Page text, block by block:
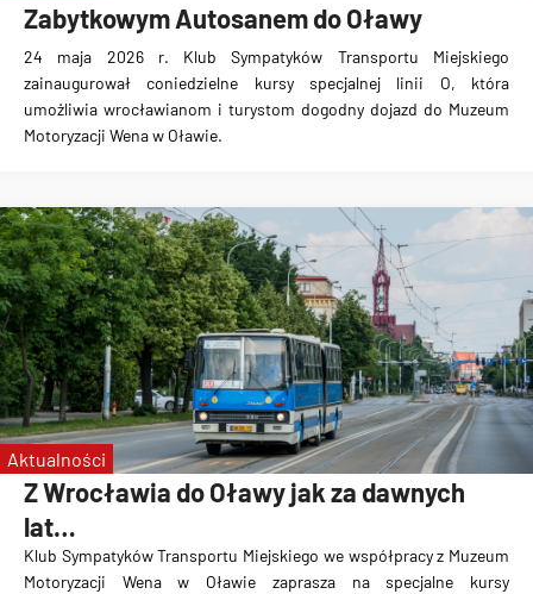
Zabytkowym Autosanem do Oławy
24 maja 2026 r. Klub Sympatyków Transportu Miejskiego
zainaugurował coniedzielne kursy specjalnej linii O, która
umożliwia wrocławianom i turystom dogodny dojazd do Muzeum
Motoryzacji Wena w Oławie.
Z Wrocławia do Oławy jak za dawnych
lat…
Klub Sympatyków Transportu Miejskiego we współpracy z Muzeum
Motoryzacji Wena w Oławie zaprasza na specjalne kursy
Aktualności